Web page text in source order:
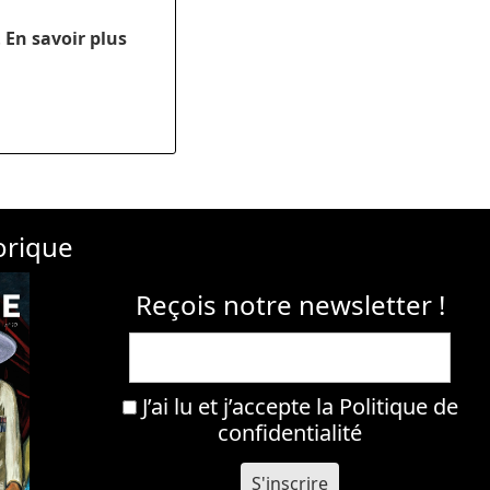
En savoir plus
Reçois notre newsletter !
J’ai lu et j’accepte la Politique de
confidentialité